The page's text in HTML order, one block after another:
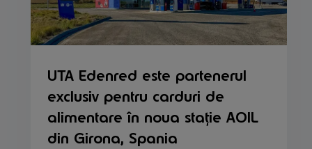
UTA Edenred este partenerul
exclusiv pentru carduri de
alimentare în noua stație AOIL
din Girona, Spania